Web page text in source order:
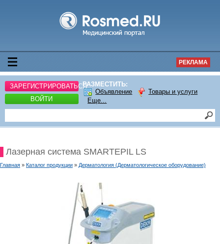
РЕКЛАМА
ЗАРЕГИСТРИРОВАТЬСЯ
ВОЙТИ
РАЗМЕСТИТЬ:
Объявление
Товары и услуги
Еще...
Лазерная система SMARTEPIL LS
Главная » Каталог продукции » Дерматология (Дерматологическое оборудование)